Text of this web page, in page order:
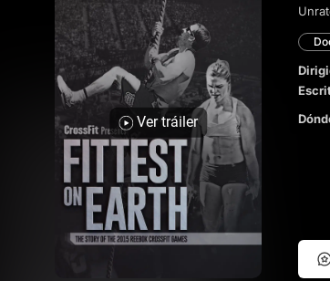
Ver tráiler